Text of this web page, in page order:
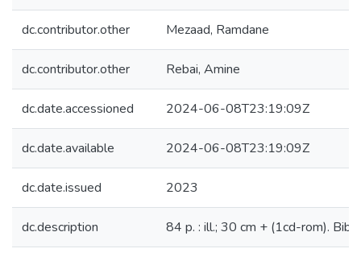
dc.contributor.other Mezaad, Ramdane
dc.contributor.other Rebai, Amine
dc.date.accessioned 2024-06-08T23:19:09Z
dc.date.available 2024-06-08T23:19:09Z
dc.date.issued 2023
dc.description 84 p. : ill.; 30 cm + (1cd-rom).